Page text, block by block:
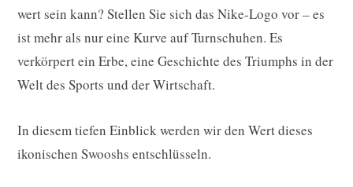
wert sein kann? Stellen Sie sich das Nike-Logo vor – es
ist mehr als nur eine Kurve auf Turnschuhen. Es
verkörpert ein Erbe, eine Geschichte des Triumphs in der
Welt des Sports und der Wirtschaft.
In diesem tiefen Einblick werden wir den Wert dieses
ikonischen Swooshs entschlüsseln.